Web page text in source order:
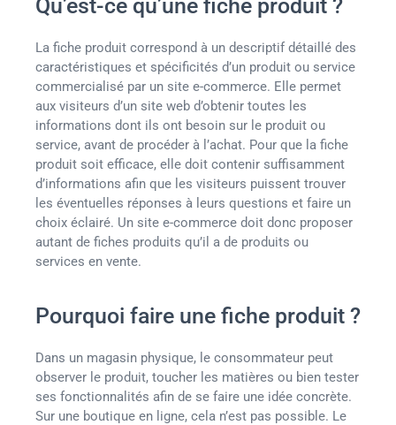
Qu’est-ce qu’une fiche produit ?
La fiche produit correspond à un descriptif détaillé des
caractéristiques et spécificités d’un produit ou service
commercialisé par un site e-commerce. Elle permet
aux visiteurs d’un site web d’obtenir toutes les
informations dont ils ont besoin sur le produit ou
service, avant de procéder à l’achat. Pour que la fiche
produit soit efficace, elle doit contenir suffisamment
d’informations afin que les visiteurs puissent trouver
les éventuelles réponses à leurs questions et faire un
choix éclairé. Un site e-commerce doit donc proposer
autant de fiches produits qu’il a de produits ou
services en vente.
Pourquoi faire une fiche produit ?
Dans un magasin physique, le consommateur peut
observer le produit, toucher les matières ou bien tester
ses fonctionnalités afin de se faire une idée concrète.
Sur une boutique en ligne, cela n’est pas possible. Le